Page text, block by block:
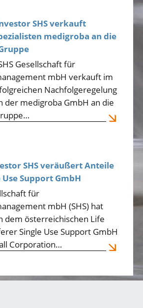
SHS verkauft
medigroba an die
Gesellschaft für
mbH verkauft im
Nachfolgeregelung
der medigroba GmbH an die
SHS veräußert Anteile
Support GmbH
für
mbH (SHS) hat
dem österreichischen Life
Single Use Support GmbH
Corporation…